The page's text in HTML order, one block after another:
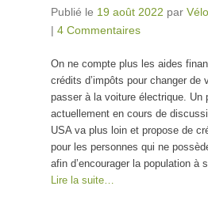
Publié le 19 août 2022 par
| 4 Commentaires
On ne compte plus les aides
crédits d’impôts pour changer de
passer à la voiture électrique. Un
actuellement en cours de
USA va plus loin et propose de
pour les personnes qui ne
afin d’encourager la population à
Lire la suite…